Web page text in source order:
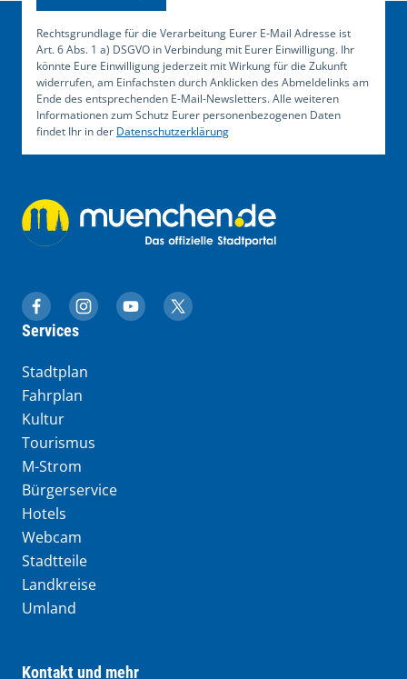
Rechtsgrundlage für die Verarbeitung Eurer E-Mail Adresse ist
Art. 6 Abs. 1 a) DSGVO in Verbindung mit Eurer Einwilligung. Ihr
könnte Eure Einwilligung jederzeit mit Wirkung für die Zukunft
widerrufen, am Einfachsten durch Anklicken des Abmeldelinks am
Ende des entsprechenden E-Mail-Newsletters. Alle weiteren
Informationen zum Schutz Eurer personenbezogenen Daten
findet Ihr in der Datenschutzerklärung
muenchen.de auf Facebook
muenchen.de auf Instagram
muenchen.de auf YouTube
muenchen.de auf X
Services
Stadtplan
Fahrplan
Kultur
Tourismus
M-Strom
Bürgerservice
Hotels
Webcam
Stadtteile
Landkreise
Umland
Kontakt und mehr